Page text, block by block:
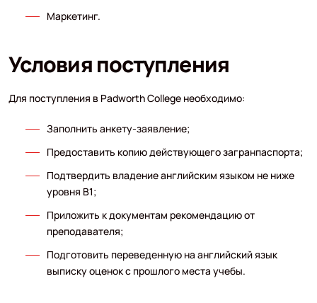
Маркетинг.
Условия поступления
Для поступления в Padworth College необходимо:
Заполнить анкету-заявление;
Предоставить копию действующего загранпаспорта;
Подтвердить владение английским языком не ниже
уровня B1;
Приложить к документам рекомендацию от
преподавателя;
Подготовить переведенную на английский язык
выписку оценок с прошлого места учебы.